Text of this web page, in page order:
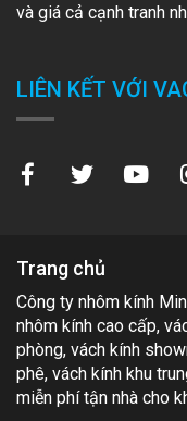
Trang chủ
Công ty nhôm kính
nhôm kính cao cấp,
phòng, vách kính
phê, vách kính khu
miễn phí tận nhà cho
và giá cả cạnh tranh
LIÊN KẾT VỚI